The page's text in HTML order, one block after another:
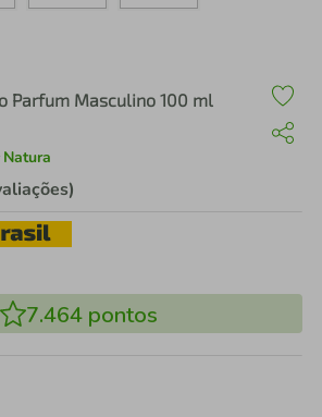
Parfum Masculino 100 ml
Natura
7.464pontos